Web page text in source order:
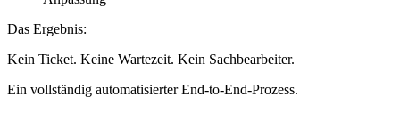
Das Ergebnis:
Kein Ticket. Keine Wartezeit. Kein Sachbearbeiter.
Ein vollständig automatisierter End-to-End-Prozess.